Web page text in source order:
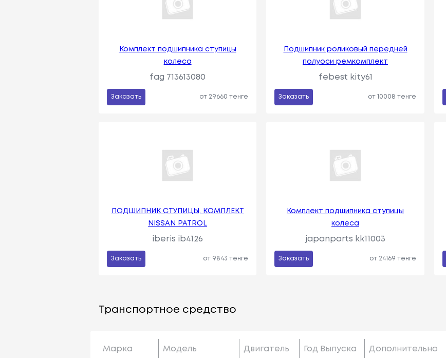
Комплект подшипника ступицы
колеса
fag 713613080
Заказать от 29660 тенге
Подшипник роликовый передней
полуоси ремкомплект
febest kity61
Заказать от 10008 тенге
ПОДШИПНИК СТУПИЦЫ, КОМПЛЕКТ
NISSAN PATROL
iberis ib4126
Заказать от 9843 тенге
Комплект подшипника ступицы
колеса
japanparts kk11003
Заказать от 24169 тенге
Транспортное средство
Марка Модель Двигатель Год Выпуска Дополнительно